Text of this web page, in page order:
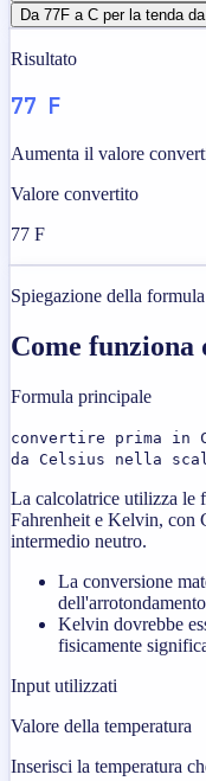
Da 77F a C per la tenda
Risultato
77 F
Aumenta il valore
Valore convertito
77 F
Spiegazione della formula
Come funziona
Formula principale
convertire prima in
da Celsius nella
La calcolatrice utilizza le
Fahrenheit e Kelvin, con
intermedio neutro.
La conversione
Kelvin dovrebbe
fisicamente
Input utilizzati
Valore della temperatura
Inserisci la temperatura